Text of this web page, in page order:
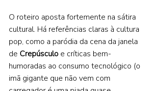
O roteiro aposta fortemente na sátira
cultural. Há referências claras à cultura
pop, como a paródia da cena da janela
de Crepúsculo e críticas bem-
humoradas ao consumo tecnológico (o
imã gigante que não vem com